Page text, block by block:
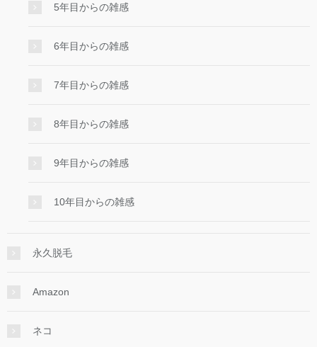
5年目からの雑感
6年目からの雑感
7年目からの雑感
8年目からの雑感
9年目からの雑感
10年目からの雑感
永久脱毛
Amazon
ネコ